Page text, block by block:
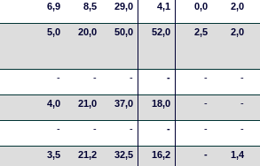
6,9 8,5 29,0 4,1 0,0 2,0
5,0 20,0 50,0 52,0 2,5 2,0
- - - - - -
4,0 21,0 37,0 18,0 - -
- - - - - -
3,5 21,2 32,5 16,2 - 1,4